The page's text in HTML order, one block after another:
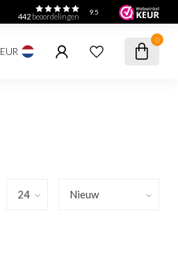
442beoordelingen
9.5
EUR
0